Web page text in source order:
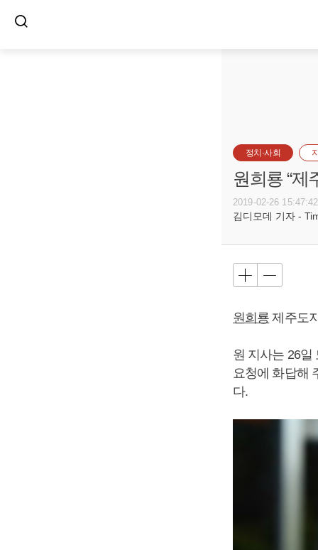
정치·사회
원희룡 “제
2019-02-26 15:47:42
김디모데 기자 -
원희룡 제주도
원 지사는 26일
요청에 화답해
다.